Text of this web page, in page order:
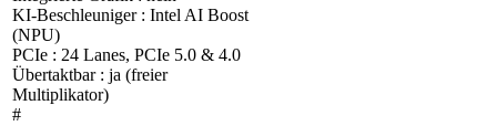
KI-Beschleuniger : Intel AI Boost
(NPU)
PCIe : 24 Lanes, PCIe 5.0 & 4.0
Übertaktbar : ja (freier
Multiplikator)
#